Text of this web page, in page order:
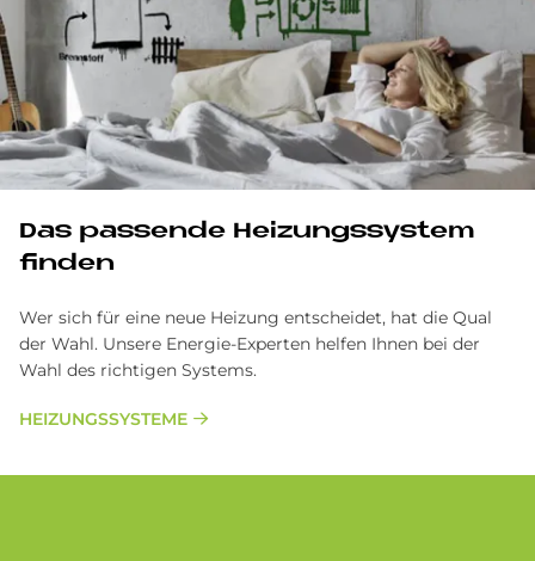
Das pas­sen­de Hei­zungs­sy­stem
fin­den
Wer sich für eine neue Heizung entscheidet, hat die Qual
der Wahl. Unsere Energie-Experten helfen Ihnen bei der
Wahl des richtigen Systems.
HEIZUNGSSYSTEME